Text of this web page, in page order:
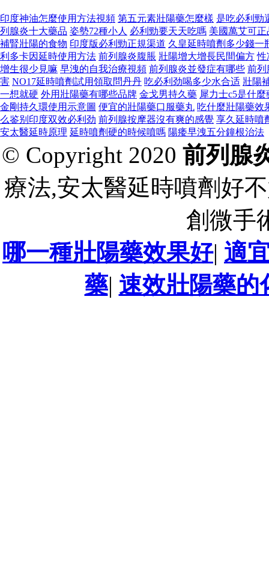
印度神油怎麼使用方法視頻 第五元素壯陽藥怎麼樣 是吃必利勁
列腺炎十大藥品 姿勢72種小人 必利勁要天天吃嗎 美國萬艾可正
補腎壯陽的食物 印度版必利勁正規渠道 久皇延時噴劑多少錢一
利多卡因延時使用方法 前列腺炎腹脹 壯陽增大增長民間偏方 性
增生很少見嘛 早洩的自我治療視頻 前列腺炎並發症有哪些 前列
害 NO17延時噴劑試用領取問丹丹 吃必利劲喝多少水合适 壯陽
一想就硬 外用壯陽藥有哪些品牌 金戈男持久藥 犀力士c5是什麼
金剛持久環使用示意圖 便宜的壯陽藥口服藥丸 吃什麼壯陽藥效
么鉴别印度双效必利劲 前列腺按摩器沒有爽的感覺 享久延時噴
安太醫延時原理 延時噴劑硬的時候噴嗎 陽痿早洩五分鐘根治法
© Copyright 2020 前列腺
療法,安太醫延時噴劑好
創微手
哪一種壯陽藥效果好| 適
藥| 速效壯陽藥的